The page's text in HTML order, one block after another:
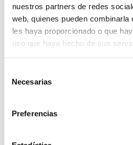
nuestros partners de redes
web, quienes pueden
les haya proporcionado o que
uso que haya hecho de sus
Necesarias
Preferencias
temporada alta
La temporada alta en Riviera
mayo, que coincide con la época
precios pueden ser más
Ventajas e